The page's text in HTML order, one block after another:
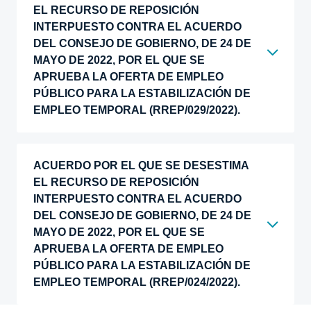
EL RECURSO DE REPOSICIÓN
INTERPUESTO CONTRA EL ACUERDO
DEL CONSEJO DE GOBIERNO, DE 24 DE
MAYO DE 2022, POR EL QUE SE
APRUEBA LA OFERTA DE EMPLEO
PÚBLICO PARA LA ESTABILIZACIÓN DE
EMPLEO TEMPORAL (RREP/029/2022).
ACUERDO POR EL QUE SE DESESTIMA
EL RECURSO DE REPOSICIÓN
INTERPUESTO CONTRA EL ACUERDO
DEL CONSEJO DE GOBIERNO, DE 24 DE
MAYO DE 2022, POR EL QUE SE
APRUEBA LA OFERTA DE EMPLEO
PÚBLICO PARA LA ESTABILIZACIÓN DE
EMPLEO TEMPORAL (RREP/024/2022).